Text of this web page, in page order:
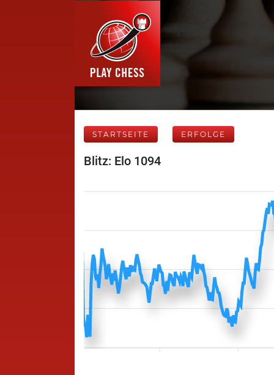
STARTSEITE ERFOLGE
Blitz: Elo 1094